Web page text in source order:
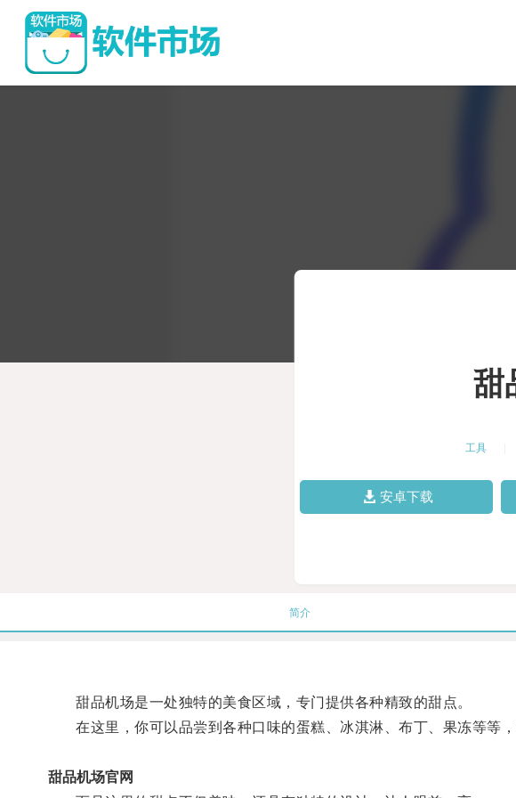
甜
工具
安卓下载
简介
甜品机场是一处独特的美食区域，专门提供各种精致的甜点。
在这里，你可以品尝到各种口味的蛋糕、冰淇淋、布丁、果冻等等，
甜品机场官网